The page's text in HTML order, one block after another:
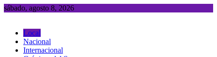
Saltar
sábado, agosto 8, 2026
Local
Nacional
Internacional